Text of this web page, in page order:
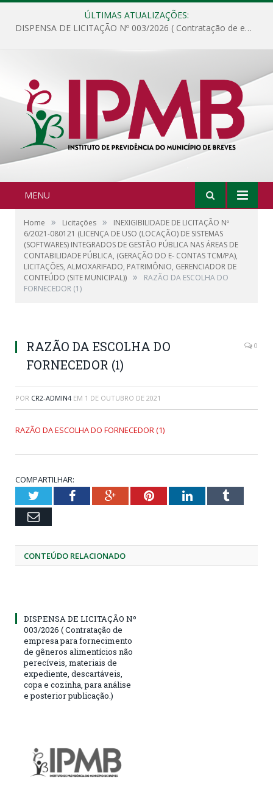
ÚLTIMAS ATUALIZAÇÕES:
DISPENSA DE LICITAÇÃO Nº 003/2026 ( Contratação de empresa para fornecimento de gêneros alimentícios não perecíveis, materiais de expediente, descartáveis, copa e cozinha, para análise e posterior publicação.)
MENU
Home » Licitações »
INEXIGIBILIDADE DE LICITAÇÃO Nº
6/2021-080121 (LICENÇA DE USO (LOCAÇÃO) DE SISTEMAS
(SOFTWARES) INTEGRADOS DE GESTÃO PÚBLICA NAS ÁREAS DE
CONTABILIDADE PÚBLICA, (GERAÇÃO DO E- CONTAS TCM/PA),
LICITAÇÕES, ALMOXARIFADO, PATRIMÔNIO, GERENCIADOR DE
CONTEÚDO (SITE MUNICIPAL)) »
RAZÃO DA ESCOLHA DO
FORNECEDOR (1)
RAZÃO DA ESCOLHA DO
FORNECEDOR (1)
0
POR CR2-ADMIN4 EM 1 DE OUTUBRO DE 2021
RAZÃO DA ESCOLHA DO FORNECEDOR (1)
COMPARTILHAR:
TwitterFacebookGoogle+PinterestLinkedInTumblr
Email
CONTEÚDO RELACIONADO
DISPENSA DE LICITAÇÃO Nº
003/2026 ( Contratação de
empresa para fornecimento
de gêneros alimentícios não
perecíveis, materiais de
expediente, descartáveis,
copa e cozinha, para análise
e posterior publicação.)